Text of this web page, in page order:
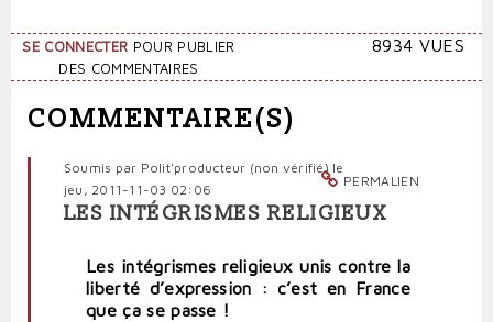
SE CONNECTER POUR PUBLIER
DES COMMENTAIRES
8934 VUES
COMMENTAIRE(S)
PERMALIEN
Soumis par Polit'producteur (non vérifié)le
jeu, 2011-11-03 02:06
LES INTÉGRISMES RELIGIEUX
Les intégrismes religieux unis contre la
liberté d’expression : c’est en France
que ça se passe !